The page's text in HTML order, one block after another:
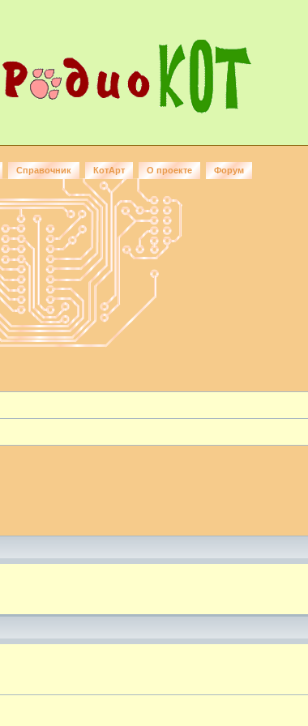
Справочник КотАрт О проекте Форум